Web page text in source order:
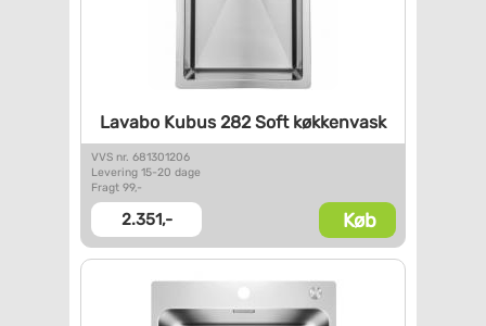
Lavabo Kubus 282 Softkøkkenvask
VVS nr. 681301206
Levering 15-20 dage
Fragt 99,-
2.351,- Køb